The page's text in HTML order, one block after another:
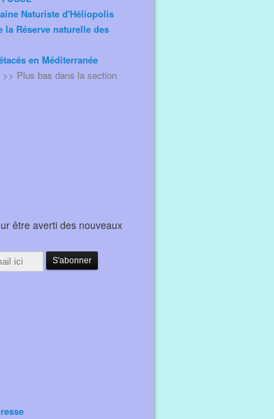
Naturiste d'Héliopolis
la Réserve naturelle des
en Méditerranée
Plus bas dans la section
être averti des nouveaux